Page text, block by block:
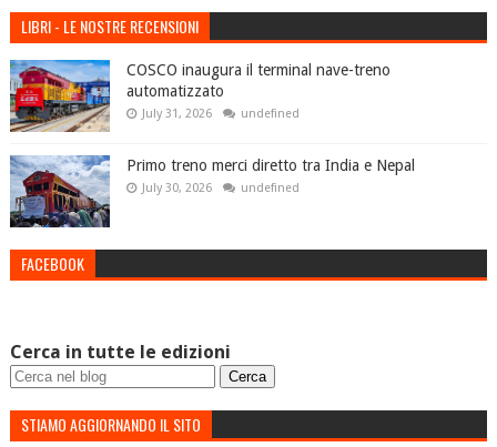
LIBRI - LE NOSTRE RECENSIONI
COSCO inaugura il terminal nave-treno
automatizzato
July 31, 2026 undefined
Primo treno merci diretto tra India e Nepal
July 30, 2026 undefined
FACEBOOK
Cerca in tutte le edizioni
STIAMO AGGIORNANDO IL SITO